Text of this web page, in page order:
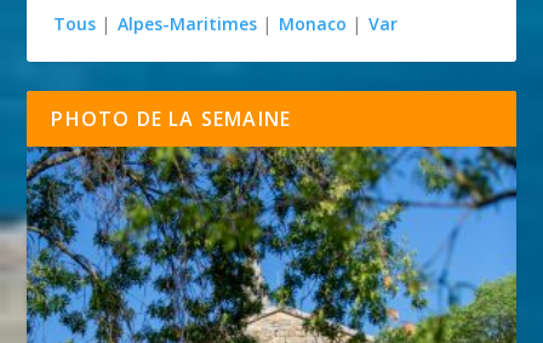
Tous | Alpes-Maritimes | Monaco | Var
PHOTO DE LA SEMAINE